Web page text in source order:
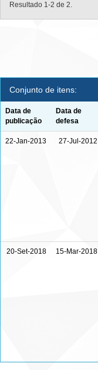
Resultado 1-2 de 2.
Conjunto de itens:
Data de
publicação
Data de
defesa
22-Jan-2013 27-Jul-2012
20-Set-2018 15-Mar-2018